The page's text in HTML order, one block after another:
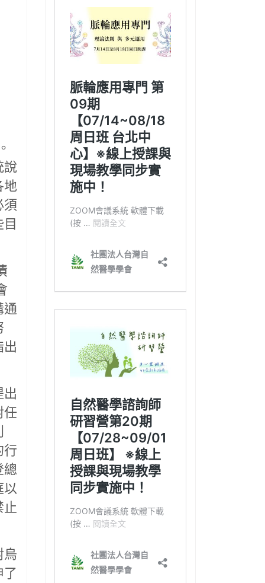
說
地
須
通
出
出
任
行
總
止
烏
了